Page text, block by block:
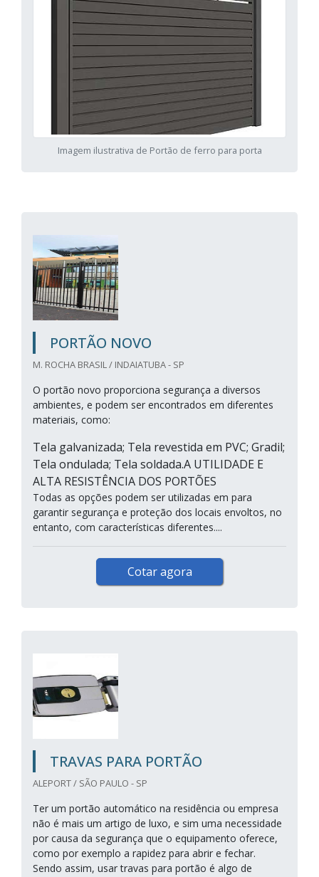
Imagem ilustrativa de Portão de ferro para porta
PORTÃO NOVO
M. ROCHA BRASIL / INDAIATUBA - SP
O portão novo proporciona segurança a diversos
ambientes, e podem ser encontrados em diferentes
materiais, como:
Tela galvanizada; Tela revestida em PVC; Gradil;
Tela ondulada; Tela soldada.A UTILIDADE E
ALTA RESISTÊNCIA DOS PORTÕES
Todas as opções podem ser utilizadas em para
garantir segurança e proteção dos locais envoltos, no
entanto, com características diferentes....
Cotar agora
TRAVAS PARA PORTÃO
ALEPORT / SÃO PAULO - SP
Ter um portão automático na residência ou empresa
não é mais um artigo de luxo, e sim uma necessidade
por causa da segurança que o equipamento oferece,
como por exemplo a rapidez para abrir e fechar.
Sendo assim, usar travas para portão é algo de